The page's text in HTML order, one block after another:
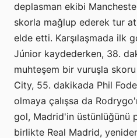
deplasman ekibi
skorla mağlup ederek tur
elde etti. Karşılaşmada ilk
Júnior kaydederken, 38.
muhteşem bir vuruşla
City, 55. dakikada Phil
olmaya çalışsa da
gol, Madrid'in üstünlüğünü
birlikte Real Madrid,